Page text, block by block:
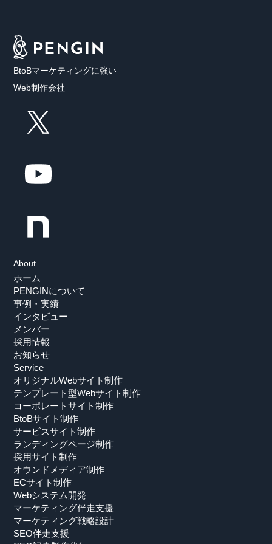
BtoBマーケティングに強い
Web制作会社
About
ホーム
PENGINについて
事例・実績
インタビュー
メンバー
採用情報
お知らせ
Service
オリジナルWebサイト制作
テンプレート型Webサイト制作
コーポレートサイト制作
BtoBサイト制作
サービスサイト制作
ランディングページ制作
採用サイト制作
オウンドメディア制作
ECサイト制作
Webシステム開発
マーケティング伴走支援
マーケティング戦略設計
SEO伴走支援